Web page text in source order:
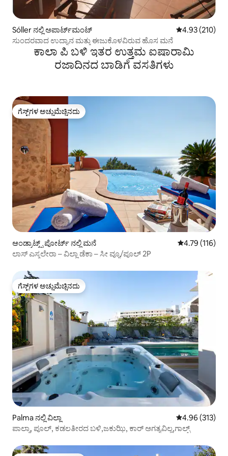
Sóller ನಲ್ಲಿ ಅಪಾರ್ಟ್‌ಮಂಟ್ 5 ರಲ್ಲಿ 4.93
4.93 (210)
ಸುಂದರವಾದ ಉದ್ಯಾನ ಮತ್ತು ಈಜುಕೊಳವಿರುವ ಹೊಸ ಮನೆ
ಕಾಲಾ ಪಿ ಬಳಿ ಇತರ ಉತ್ತಮ ಐಷಾರಾಮಿ
ರಜಾದಿನದ ಬಾಡಿಗೆ ವಸತಿಗಳು
ಗೆಸ್ಟ್‌ಗಳ ಅಚ್ಚುಮೆಚ್ಚಿನದು
ಗೆಸ್ಟ್‌ಗಳ ಅಚ್ಚುಮೆಚ್ಚಿನದು
ಆಂಡ್ರಾಟ್ಕ್ಸ್ ಪೋರ್ಟ್ ನಲ್ಲಿ ಮನೆ 5 ರಲ್ಲಿ 4.79
4.79 (116)
ಲಾಸ್ ಎಸ್ಕಲೇರಾ – ವಿಲ್ಲಾ ಡೆಕಾ – ಸೀ ವ್ಯೂ/ಪೂಲ್ 2P
ಗೆಸ್ಟ್‌ಗಳ ಅಚ್ಚುಮೆಚ್ಚಿನದು
ಗೆಸ್ಟ್‌ಗಳ ಅಚ್ಚುಮೆಚ್ಚಿನದು
Palma ನಲ್ಲಿ ವಿಲ್ಲಾ 5 ರಲ್ಲಿ 4.96
4.96 (313)
ಪಾಲ್ಮಾ, ಪೂಲ್, ಕಡಲತೀರದ ಬಳಿ,ಜಕುಝಿ, ಕಾರ್ ಅಗತ್ಯವಿಲ್ಲ,ಗಾಲ್ಫ್